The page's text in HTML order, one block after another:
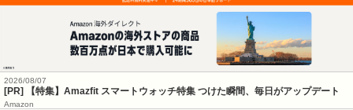
2026/08/07
[PR] 【特集】Amazfit スマートウォッチ特集 つけた瞬間、毎日がアップデート
Amazon